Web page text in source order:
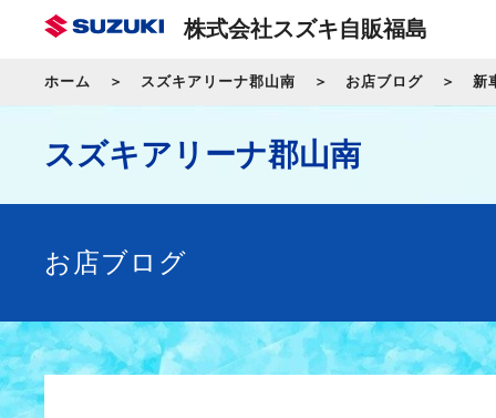
株式会社スズキ自販福島
ホーム スズキアリーナ郡山南 お店ブログ 新
スズキアリーナ郡山南
お店ブログ